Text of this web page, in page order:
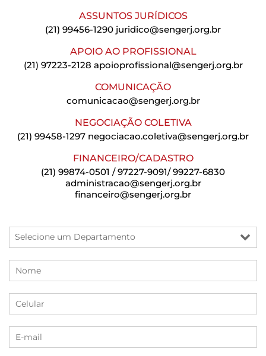
ASSUNTOS JURÍDICOS
(21) 99456-1290 juridico@sengerj.org.br
APOIO AO PROFISSIONAL
(21) 97223-2128 apoioprofissional@sengerj.org.br
COMUNICAÇÃO
comunicacao@sengerj.org.br
NEGOCIAÇÃO COLETIVA
(21) 99458-1297 negociacao.coletiva@sengerj.org.br
FINANCEIRO/CADASTRO
(21) 99874-0501 / 97227-9091/ 99227-6830
administracao@sengerj.org.br
financeiro@sengerj.org.br